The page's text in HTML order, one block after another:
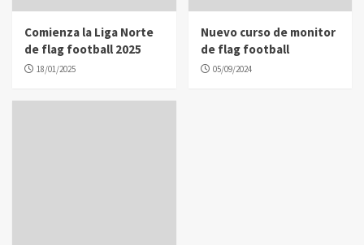
Comienza la Liga Norte
de flag football 2025
18/01/2025
Nuevo curso de monitor
de flag football
05/09/2024